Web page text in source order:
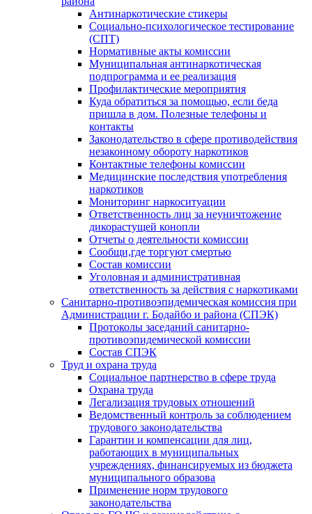
Антинаркотические стикеры
Социально-психологическое тестирование
(СПТ)
Нормативные акты комиссии
Муниципальная антинаркотическая
подпрограмма и ее реализация
Профилактические мероприятия
Куда обратиться за помощью, если беда
пришла в дом. Полезные телефоны и
контакты
Законодательство в сфере противодействия
незаконному обороту наркотиков
Контактные телефоны комиссии
Медицинские последствия употребления
наркотиков
Мониторинг наркоситуации
Ответственность лиц за неуничтожение
дикорастущей конопли
Отчеты о деятельности комиссии
Сообщи,где торгуют смертью
Состав комиссии
Уголовная и административная
ответственность за действия с наркотиками
Санитарно-противоэпидемическая комиссия при
Администрации г. Бодайбо и района (СПЭК)
Протоколы заседаний санитарно-
противоэпидемической комиссии
Состав СПЭК
Труд и охрана труда
Социальное партнерство в сфере труда
Охрана труда
Легализация трудовых отношений
Ведомственный контроль за соблюдением
трудового законодательства
Гарантии и компенсации для лиц,
работающих в муниципальных
учреждениях, финансируемых из бюджета
муниципального образова
Применение норм трудового
законодательства